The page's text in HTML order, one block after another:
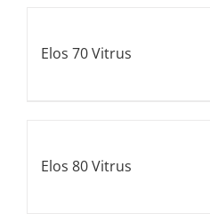
Elos 70 Vitrus
Elos 80 Vitrus